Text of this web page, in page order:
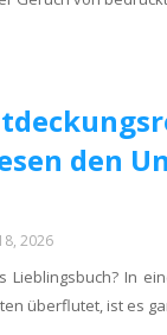
den
2026
Lieblingsbuch? In
überflutet, ist es